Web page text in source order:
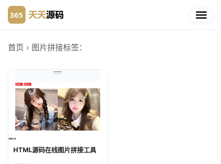
首页 › 图片拼接标签：
HTML源码在线图片拼接工具